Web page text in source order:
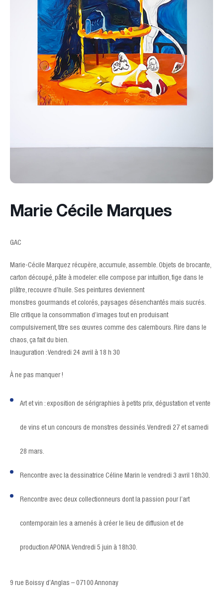
Marie Cécile Marques
GAC
Marie-Cécile Marquez récupère, accumule, assemble. Objets de brocante,
carton découpé, pâte à modeler: elle compose par intuition, fige dans le
plâtre, recouvre d’huile. Ses peintures deviennent
monstres gourmands et colorés, paysages désenchantés mais sucrés.
Elle critique la consommation d’images tout en produisant
compulsivement, titre ses œuvres comme des calembours. Rire dans le
chaos, ça fait du bien.
Inauguration : Vendredi 24 avril à 18 h 30
À ne pas manquer !
Art et vin : exposition de sérigraphies à petits prix, dégustation et vente
de vins et un concours de monstres dessinés. Vendredi 27 et samedi
28 mars.
Rencontre avec la dessinatrice Céline Marin le vendredi 3 avril 18h30.
Rencontre avec deux collectionneurs dont la passion pour l’art
contemporain les a amenés à créer le lieu de diffusion et de
production APONIA. Vendredi 5 juin à 18h30.
9 rue Boissy d’Anglas – 07100 Annonay